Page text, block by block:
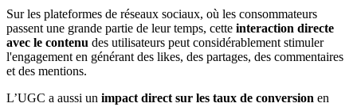
Sur les plateformes de réseaux sociaux, où les consommateurs
passent une grande partie de leur temps, cette interaction directe
avec le contenu des utilisateurs peut considérablement stimuler
l'engagement en générant des likes, des partages, des commentaires
et des mentions.
L’UGC a aussi un impact direct sur les taux de conversion en